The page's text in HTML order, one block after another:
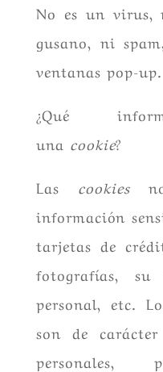
No es un
gusano, ni
ventanas pop-up.
¿Qué
una cookie?
Las cookies
información
tarjetas de
fotografías,
personal, etc.
son de
personales,